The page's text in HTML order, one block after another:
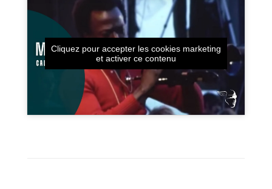
Cliquez pour accepter les cookies marketing
et activer ce contenu